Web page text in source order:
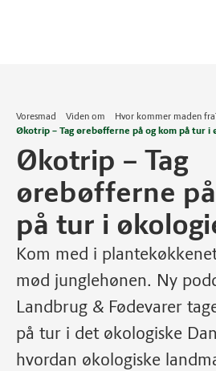
Voresmad Viden om
Hvor kommer maden
Økotrip – Tag ørebøfferne på og kom på tur i
Økotrip – Tag
ørebøfferne
på tur i
Kom med i
mød junglehønen. Ny
Landbrug & Fødevarer
på tur i det økologiske
hvordan økologiske